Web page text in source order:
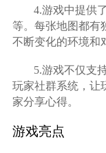
4.游戏中提供
等。每张地图都有
不断变化的环境和
5.游戏不仅支
玩家社群系统，让
家分享心得。
游戏亮点